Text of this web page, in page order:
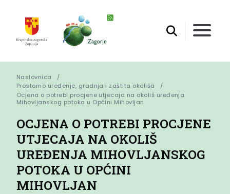
Naslovnica
Prostorno uređenje, gradnja i zaštita okoliša
Ocjena o potrebi procjene utjecaja na okoliš uređenja
Mihovljanskog potoka u Općini Mihovljan
OCJENA O POTREBI PROCJENE
UTJECAJA NA OKOLIŠ
UREĐENJA MIHOVLJANSKOG
POTOKA U OPĆINI
MIHOVLJAN